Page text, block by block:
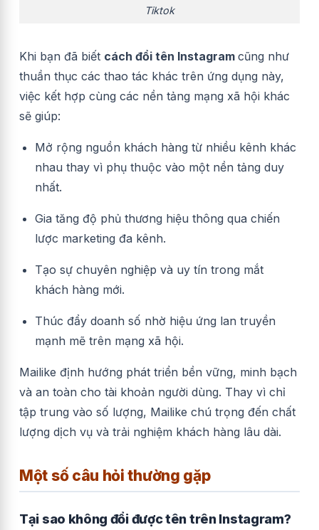
Tiktok
Khi bạn đã biết cách đổi tên Instagram cũng như
thuần thục các thao tác khác trên ứng dụng này,
việc kết hợp cùng các nền tảng mạng xã hội khác
sẽ giúp:
Mở rộng nguồn khách hàng từ nhiều kênh khác
nhau thay vì phụ thuộc vào một nền tảng duy
nhất.
Gia tăng độ phủ thương hiệu thông qua chiến
lược marketing đa kênh.
Tạo sự chuyên nghiệp và uy tín trong mắt
khách hàng mới.
Thúc đẩy doanh số nhờ hiệu ứng lan truyền
mạnh mẽ trên mạng xã hội.
Mailike định hướng phát triển bền vững, minh bạch
và an toàn cho tài khoản người dùng. Thay vì chỉ
tập trung vào số lượng, Mailike chú trọng đến chất
lượng dịch vụ và trải nghiệm khách hàng lâu dài.
Một số câu hỏi thường gặp
Tại sao không đổi được tên trên Instagram?